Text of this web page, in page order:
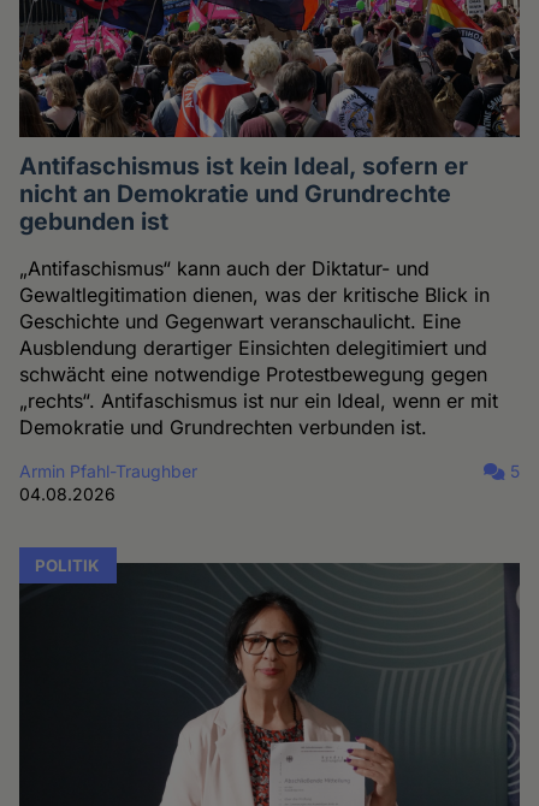
Antifaschismus ist kein Ideal, sofern er
nicht an Demokratie und Grundrechte
gebunden ist
„Antifaschismus“ kann auch der Diktatur- und
Gewaltlegitimation dienen, was der kritische Blick in
Geschichte und Gegenwart veranschaulicht. Eine
Ausblendung derartiger Einsichten delegitimiert und
schwächt eine notwendige Protestbewegung gegen
„rechts“. Antifaschismus ist nur ein Ideal, wenn er mit
Demokratie und Grundrechten verbunden ist.
Armin Pfahl-Traughber
04.08.2026
5
POLITIK